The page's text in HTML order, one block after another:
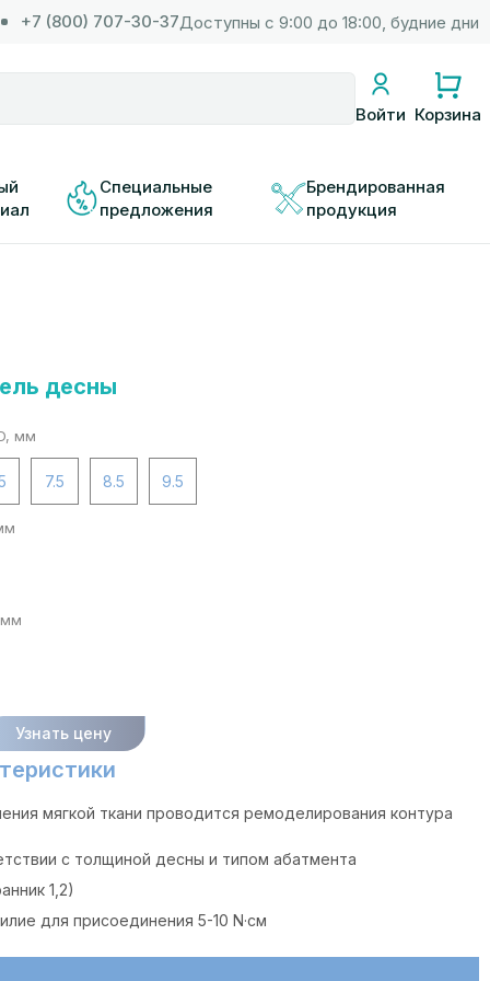
+7 (800) 707-30-37Доступны с 9:00 до 18:00, будние дни
Войти Корзина
Специальные
предложения
Брендированная
продукция
десны
мм
7.5 8.5 9.5
мм
Узнать цену
мягкой ткани проводится ремоделирования контура
с толщиной десны и типом абатмента
1,2)
для присоединения 5-10 N·cм